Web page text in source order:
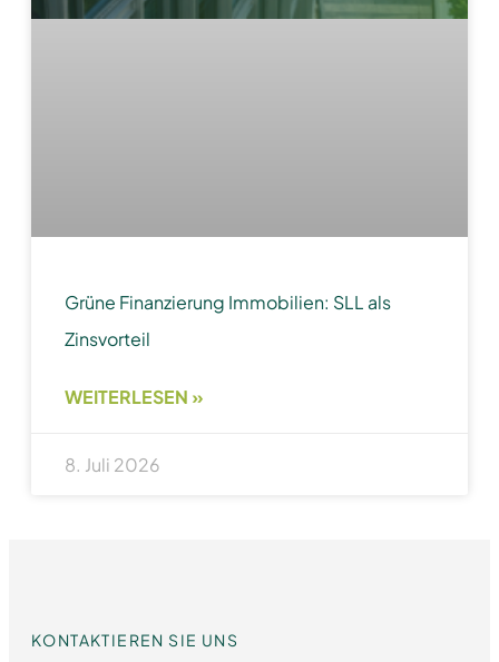
Grüne Finanzierung Immobilien: SLL als
Zinsvorteil
WEITERLESEN »
8. Juli 2026
KONTAKTIEREN SIE UNS